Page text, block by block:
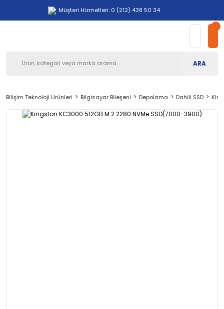
Müşteri Hizmetleri: 0 (212) 438 50 34
ARA
Bilişim Teknoloji Ürünleri Bilgisayar Bileşeni Depolama Dahili SSD